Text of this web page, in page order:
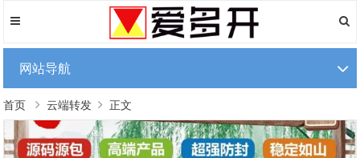
网站导航
首页 云端转发 正文